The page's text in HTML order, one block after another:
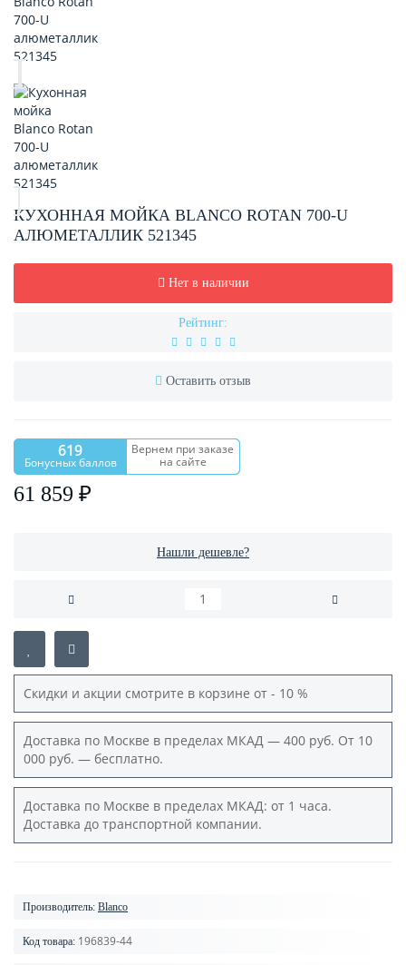
КУХОННАЯ МОЙКА BLANCO ROTAN 700-U
АЛЮМЕТАЛЛИК 521345
Нет в наличии
Рейтинг:
Оставить отзыв
619
Бонусных баллов
Вернем при заказе
на сайте
61 859 ₽
Нашли дешевле?
Скидки и акции смотрите в корзине от - 10 %
Доставка по Москве в пределах МКАД — 400 руб. От 10
000 руб. — бесплатно.
Доставка по Москве в пределах МКАД: от 1 часа.
Доставка до транспортной компании.
Производитель: Blanco
Код товара: 196839-44